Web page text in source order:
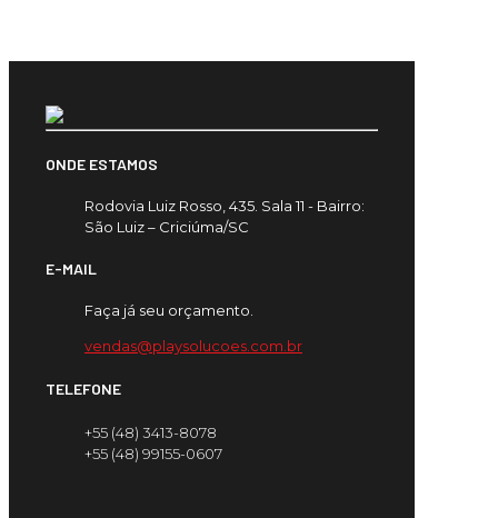
ONDE ESTAMOS
Rodovia Luiz Rosso, 435. Sala 11 - Bairro:
São Luiz – Criciúma/SC
E-MAIL
Faça já seu orçamento.
vendas@playsolucoes.com.br
TELEFONE
+55 (48) 3413-8078
+55 (48) 99155-0607